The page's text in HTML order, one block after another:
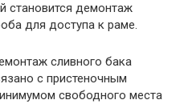
становится демонтаж
для доступа к раме.
сливного бака
с пристеночным
свободного места